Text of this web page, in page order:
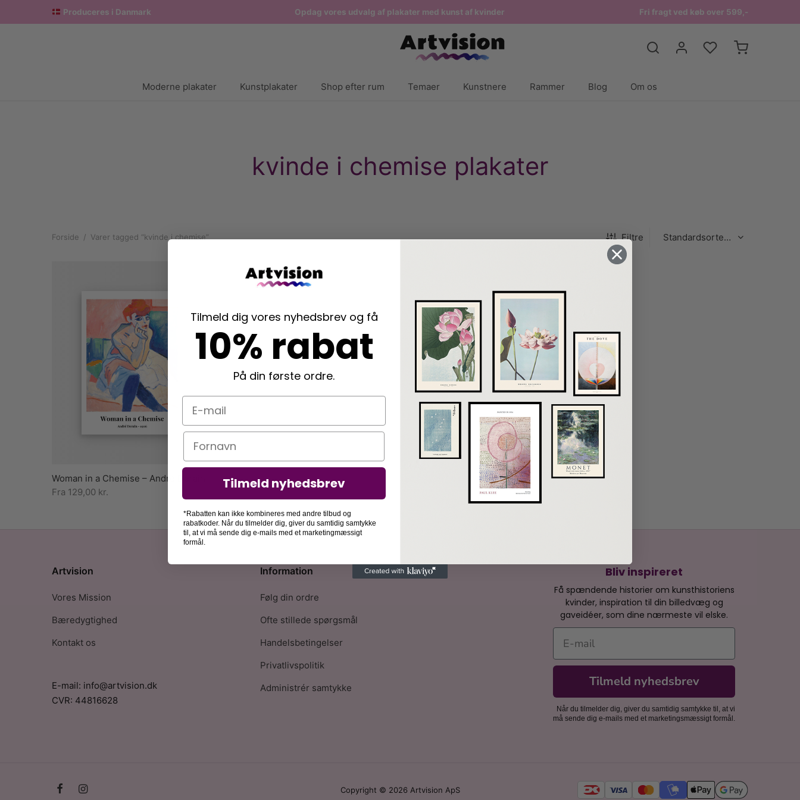
Produceres i Danmark Opdag vores udvalg af plakater med kunst af kvinder Fri fragt ved køb over 599,-
Moderne plakater Kunstplakater Shop efter rum Temaer Kunstnere Rammer Blog Om os
kvinde i chemise plakater
Forside / Varer tagged “kvinde i chemise” Filtre
Woman in a Chemise – André Derain
Fra 129,00 kr.
Bliv inspireret
Få spændende historier om kunsthistoriens
kvinder, inspiration til din billedvæg og
gaveidéer, som dine nærmeste vil elske.
Tilmeld nyhedsbrev
Når du tilmelder dig, giver du samtidig samtykke til, at vi
må sende dig e-mails med et marketingsmæssigt formål.
Information
Følg din ordre
Ofte stillede spørgsmål
Handelsbetingelser
Privatlivspolitik
Administrér samtykke
Artvision
Vores Mission
Bæredygtighed
Kontakt os
E-mail: info@artvision.dk
CVR: 44816628
Copyright © 2026 Artvision ApS
Tilmeld dig vores nyhedsbrev og få
10% rabat
På din første ordre.
E-mail
Navn
Tilmeld nyhedsbrev
*Rabatten kan ikke kombineres med andre tilbud og
rabatkoder. Når du tilmelder dig, giver du samtidig samtykke
til, at vi må sende dig e-mails med et marketingmæssigt
formål.